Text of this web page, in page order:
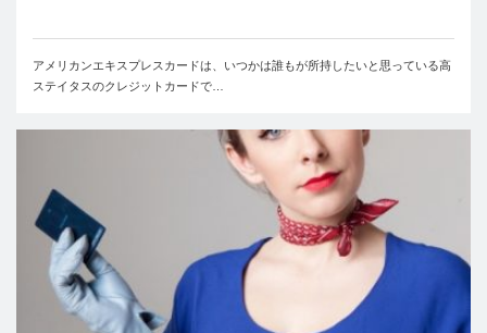
アメリカンエキスプレスカードは、いつかは誰もが所持したいと思っている高
ステイタスのクレジットカードで…